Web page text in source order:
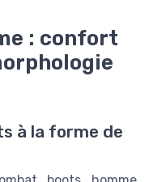
: confort
à la forme de